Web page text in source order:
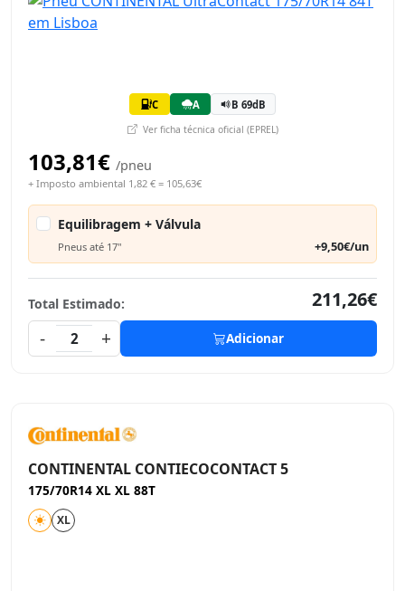
C A B 69dB
Ver ficha técnica oficial (EPREL)
103,81€ /pneu
+ Imposto ambiental 1,82 € = 105,63€
Equilibragem + Válvula
Pneus até 17" +9,50€/un
Total Estimado:
211,26€
-
2 + Adicionar
CONTINENTAL CONTIECOCONTACT 5
175/70R14 XL XL 88T
XL